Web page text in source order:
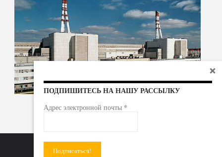
ПОДПИШИТЕСЬ НА НАШУ РАССЫЛКУ
Адрес электронной почты *